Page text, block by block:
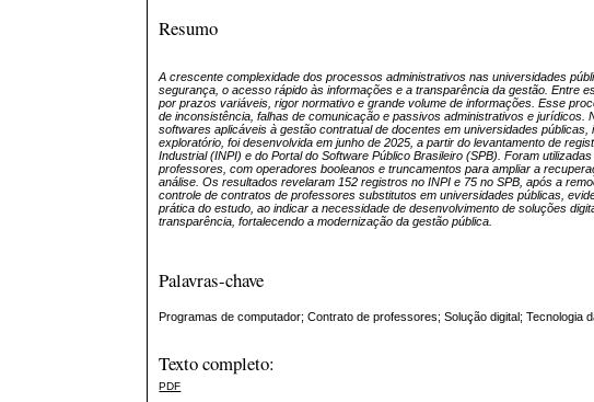
Resumo
A crescente complexidade dos processos administrativos nas universidades
segurança, o acesso rápido às informações e a transparência da gestão.
por prazos variáveis, rigor normativo e grande volume de informações. Esse
de inconsistência, falhas de comunicação e passivos administrativos e
softwares aplicáveis à gestão contratual de docentes em universidades
exploratório, foi desenvolvida em junho de 2025, a partir do levantamento de
Industrial (INPI) e do Portal do Software Público Brasileiro (SPB). Foram
professores, com operadores booleanos e truncamentos para ampliar a
análise. Os resultados revelaram 152 registros no INPI e 75 no SPB, após a
controle de contratos de professores substitutos em universidades públicas,
prática do estudo, ao indicar a necessidade de desenvolvimento de soluções
transparência, fortalecendo a modernização da gestão pública.
Palavras-chave
Programas de computador; Contrato de professores; Solução digital; Tecnologia
Texto completo:
PDF